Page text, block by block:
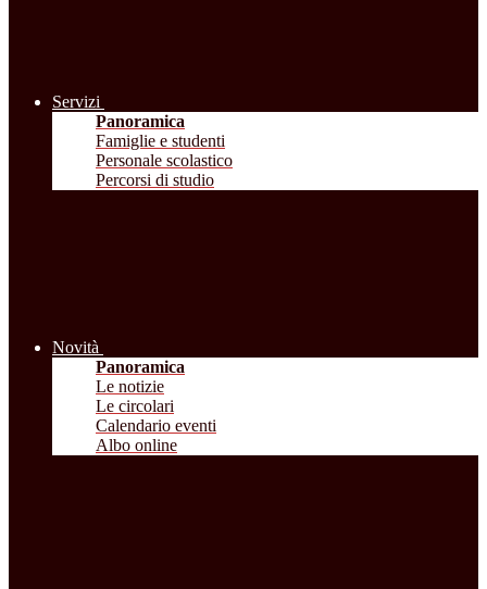
Servizi
Panoramica
Famiglie e studenti
Personale scolastico
Percorsi di studio
Novità
Panoramica
Le notizie
Le circolari
Calendario eventi
Albo online